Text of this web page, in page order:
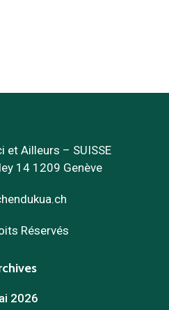
et Ailleurs – SUISSE
14 1209 Genève
Réservés
2026